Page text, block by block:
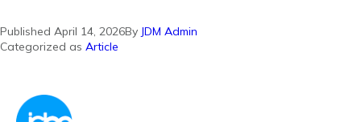
Published April 14, 2026By JDM Admin
Categorized as Article